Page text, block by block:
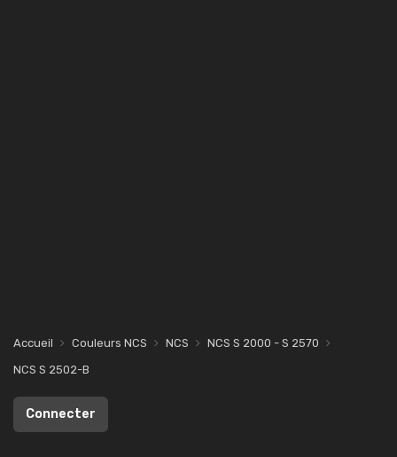
Accueil Couleurs NCS NCS
NCS S 2000 - S 2570
NCS S 2502-B
Connecter